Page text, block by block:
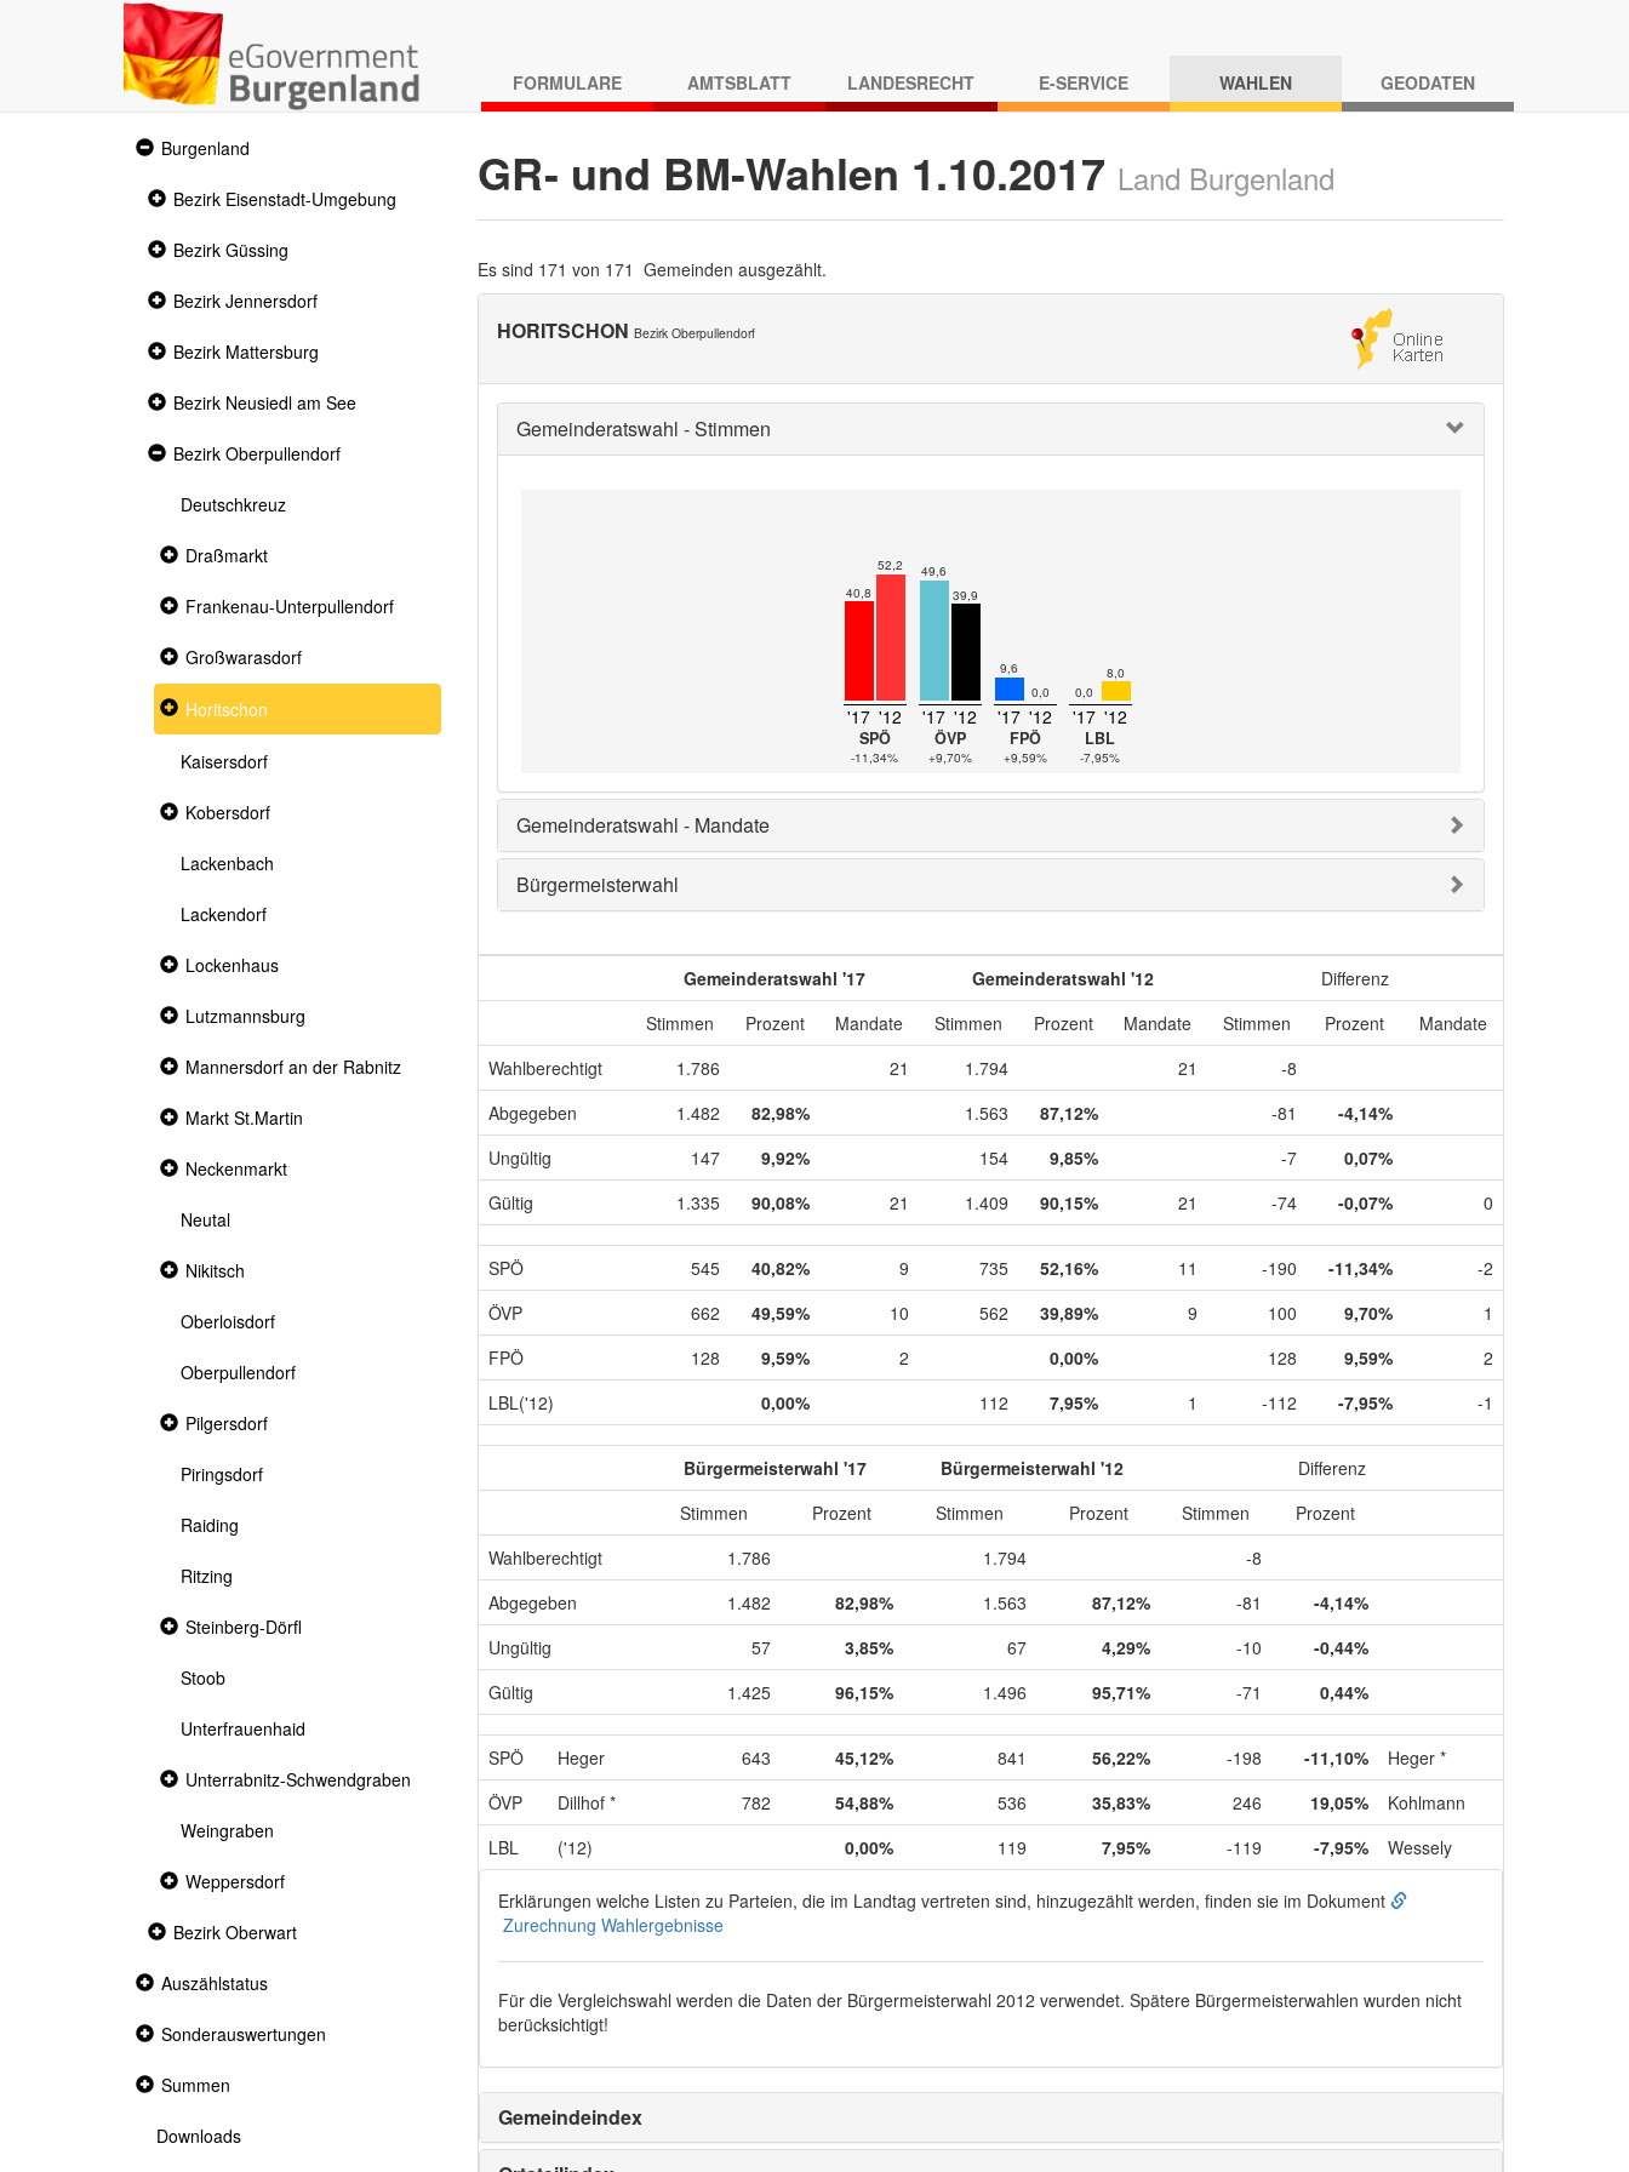
FORMULARE AMTSBLATT LANDESRECHT E-SERVICE WAHLEN GEODATEN
Expanded
section
Burgenland
Collapsed
Bezirk Eisenstadt-Umgebung
Collapsed
Bezirk Güssing
Collapsed
Bezirk Jennersdorf
Collapsed
Bezirk Mattersburg
Collapsed
Bezirk Neusiedl am See
Expanded
Bezirk Oberpullendorf
Deutschkreuz
Collapsed
Draßmarkt
Collapsed
Frankenau-Unterpullendorf
Collapsed
Großwarasdorf
Collapsed
section
Horitschon
Kaisersdorf
Collapsed
Kobersdorf
Lackenbach
Lackendorf
Collapsed
Lockenhaus
Collapsed
Lutzmannsburg
Collapsed
Mannersdorf an der Rabnitz
Collapsed
Markt St.Martin
Collapsed
Neckenmarkt
Neutal
Collapsed
Nikitsch
Oberloisdorf
Oberpullendorf
Collapsed
section
Pilgersdorf
Piringsdorf
Raiding
Ritzing
Collapsed
Steinberg-Dörfl
Stoob
Unterfrauenhaid
Collapsed
Unterrabnitz-Schwendgraben
Weingraben
Collapsed
section
Weppersdorf
Collapsed
Bezirk Oberwart
Collapsed
Auszählstatus
Collapsed
Sonderauswertungen
Collapsed
Summen
Downloads
GR- und BM-Wahlen 1.10.2017 Land Burgenland
Es sind 171 von 171 Gemeinden ausgezählt.
HORITSCHON Bezirk Oberpullendorf
Gemeinderatswahl - Stimmen
40,8
52,2
'17 '12
SPÖ
-11,34%
49,6
39,9
'17 '12
ÖVP
+9,70%
9,6
0,0
'17 '12
FPÖ
+9,59%
0,0
8,0
'17 '12
LBL
-7,95%
Gemeinderatswahl - Mandate
Bürgermeisterwahl
Gemeinderatswahl '17 Gemeinderatswahl '12
Differenz
Stimmen
Prozent Mandate Stimmen Prozent Mandate Stimmen Prozent
Mandate
Wahlberechtigt
1.786 21 1.794 21
-8
Abgegeben
1.482 82,98% 1.563 87,12% -81
-4,14%
Ungültig
147 9,92% 154 9,85% -7
0,07%
Gültig
1.335 90,08% 21 1.409 90,15% 21 -74 -0,07% 0
SPÖ 545 40,82% 9 735 52,16% 11 -190 -11,34%
-2
ÖVP
662 49,59% 10 562 39,89% 9 100 9,70%
1
FPÖ
128 9,59% 2 0,00% 128 9,59%
2
LBL('12)
0,00% 112 7,95% 1 -112 -7,95% -1
Bürgermeisterwahl '17 Bürgermeisterwahl '12
Differenz
Stimmen
Prozent Stimmen Prozent Stimmen
Prozent
Wahlberechtigt
1.786 1.794
-8
Abgegeben
1.482 82,98% 1.563 87,12% -81
-4,14%
Ungültig
57 3,85% 67 4,29% -10
-0,44%
Gültig
1.425 96,15% 1.496 95,71% -71 0,44%
SPÖ Heger 643 45,12% 841 56,22% -198 -11,10%
Heger *
ÖVP
Dillhof * 782 54,88% 536 35,83% 246 19,05%
Kohlmann
LBL
('12) 0,00% 119 7,95% -119 -7,95% Wessely
Erklärungen welche Listen zu Parteien, die im Landtag vertreten sind, hinzugezählt werden, finden sie im Dokument
Zurechnung Wahlergebnisse
Für die Vergleichswahl werden die Daten der Bürgermeisterwahl 2012 verwendet. Spätere Bürgermeisterwahlen wurden nicht
berücksichtigt!
Gemeindeindex